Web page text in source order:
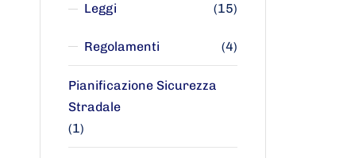
Leggi (15)
Regolamenti (4)
Pianificazione Sicurezza
Stradale
(1)